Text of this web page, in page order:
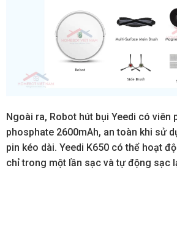
Ngoài ra, Robot hút bụi Yeedi có viên
phosphate 2600mAh, an toàn khi sử
pin kéo dài. Yeedi K650 có thể hoạt
chỉ trong một lần sạc và tự động sạc